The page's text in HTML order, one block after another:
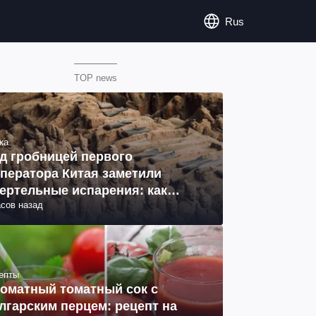
Rus
TOP news
гробницей первого
Китая заметили
испарения: как
(фото)
назад
томатный сок с
перцем: рецепт на